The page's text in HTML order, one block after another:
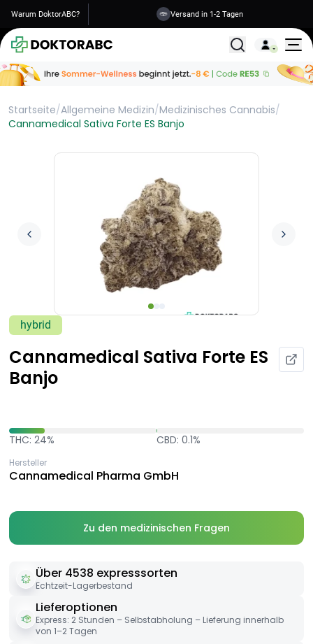
Warum DoktorABC? Versand in 1-2 Tagen
Alle
Startseite/Allgemeine Medizin/Medizinisches Cannabis/
Cannamedical Sativa Forte ES Banjo
hybrid
Cannamedical Sativa Forte ES
Banjo
THC: 24% CBD: 0.1%
Hersteller
Cannamedical Pharma GmbH
Zu den medizinischen Fragen
Über 4538 expresssorten
Echtzeit-Lagerbestand
Lieferoptionen
Express: 2 Stunden – Selbstabholung – Lieferung innerhalb
von 1–2 Tagen